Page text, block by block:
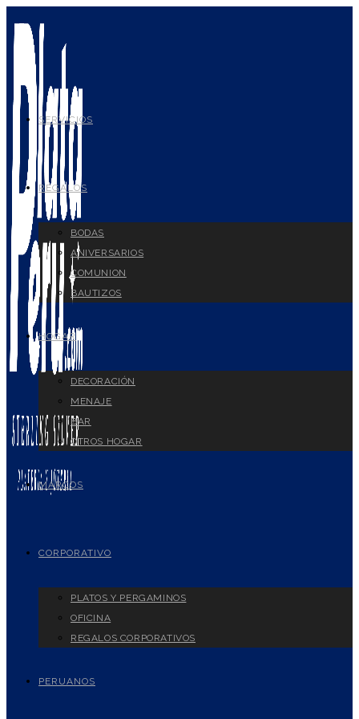
al
contenido
SERVICIOS
REGALOS
BODAS
ANIVERSARIOS
COMUNION
BAUTIZOS
HOGAR
DECORACIÓN
MENAJE
BAR
OTROS HOGAR
MARCOS
CORPORATIVO
PLATOS Y PERGAMINOS
OFICINA
REGALOS CORPORATIVOS
PERUANOS